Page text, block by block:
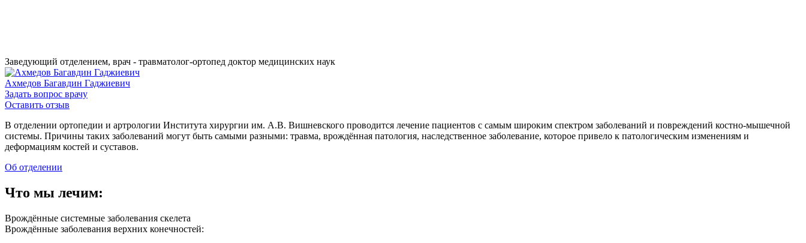
Заведующий отделением, врач - травматолог-ортопед доктор медицинских наук
Ахмедов Багавдин Гаджиевич
Задать вопрос врачу
Оставить отзыв
В отделении ортопедии и артрологии Института хирургии им. А.В. Вишневского проводится лечение пациентов с самым широким спектром заболеваний и повреждений костно-мышечной
системы. Причины таких заболеваний могут быть самыми разными: травма, врождённая патология, наследственное заболевание, которое привело к патологическим изменениям и
деформациям костей и суставов.
Об отделении
Что мы лечим:
Врождённые системные заболевания скелета
Врождённые заболевания верхних конечностей: